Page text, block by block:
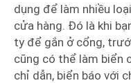
dụng để làm nhiều
cửa hàng. Đó là khi
ty để gắn ở cổng,
cũng có thể làm biển
chỉ dẫn, biển báo với